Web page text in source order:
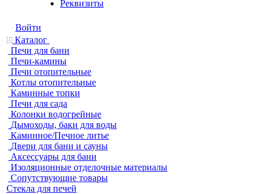
Реквизиты
Войти
Каталог
Печи для бани
Печи-камины
Печи отопительные
Котлы отопительные
Каминные топки
Печи для сада
Колонки водогрейные
Дымоходы, баки для воды
Каминное/Печное литье
Двери для бани и сауны
Аксессуары для бани
Изоляционные отделочные материалы
Сопутствующие товары
Стекла для печей